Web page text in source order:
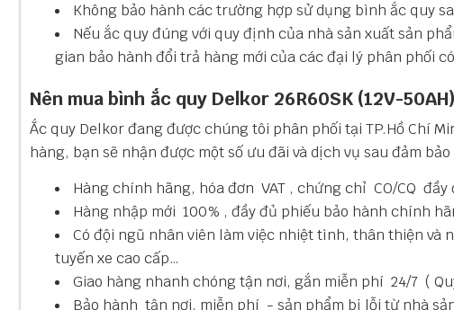
Không bảo hành các trường hợp sử dụng bình ắc quy
Nếu ắc quy đúng với quy định của nhà sản xuất sản
gian bảo hành đổi trả hàng mới của các đại lý phân phối
Nên mua bình ắc quy Delkor 26R60SK (12V-
Ắc quy Delkor đang được chúng tôi phân phối tại TP.Hồ Chí
hàng, bạn sẽ nhận được một số ưu đãi và dịch vụ sau đảm
Hàng chính hãng, hóa đơn VAT , chứng chỉ CO/CQ đầy
Hàng nhập mới 100% , đầy đủ phiếu bảo hành chính
Có đội ngũ nhân viên làm việc nhiệt tình, thân thiện
tuyến xe cao cấp…
Giao hàng nhanh chóng tận nơi, gắn miễn phí 24/7 (
Bảo hành tận nơi, miễn phí - sản phẩm bị lỗi từ nhà